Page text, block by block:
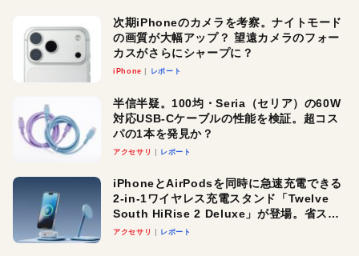
次期iPhoneのカメラを考察。ナイトモード
の画質が大幅アップ？ 望遠カメラのフォー
カスがさらにシャープに？
iPhone レポート
半信半疑。100均・Seria（セリア）の60W
対応USB-Cケーブルの性能を検証。超コス
パの1本を発見か？
アクセサリ レポート
iPhoneとAirPodsを同時に急速充電できる
2-in-1ワイヤレス充電スタンド「Twelve
South HiRise 2 Deluxe」が登場。省スペ
ースでおしゃれに充電したい人にオスス
アクセサリ レポート